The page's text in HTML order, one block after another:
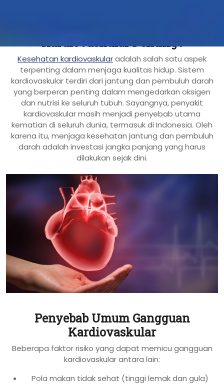
Kesehatan kardiovaskularadalah salah satu aspek
terpenting dalam menjaga kualitas hidup. Sistem
kardiovaskular terdiri dari jantung dan pembuluh darah
yang berperan penting dalam mengedarkan oksigen
dan nutrisi ke seluruh tubuh. Sayangnya, penyakit
kardiovaskular masih menjadi penyebab utama
kematian di seluruh dunia, termasuk di Indonesia. Oleh
karena itu, menjaga kesehatan jantung dan pembuluh
darah adalah investasi jangka panjang yang harus
dilakukan sejak dini.
Penyebab Umum Gangguan
Kardiovaskular
Beberapa faktor risiko yang dapat memicu gangguan
kardiovaskular antara lain:
Pola makan tidak sehat (tinggi lemak dan gula)